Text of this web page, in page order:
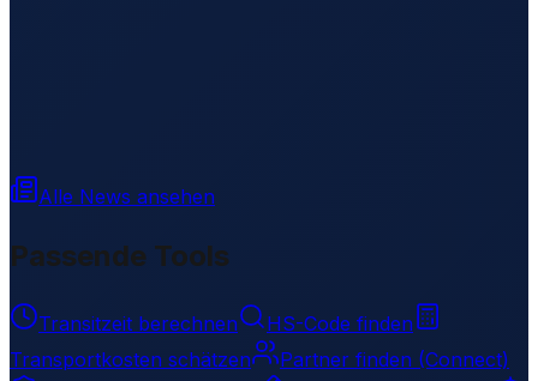
Alle News ansehen
Passende Tools
Transitzeit berechnen
HS-Code finden
Transportkosten schätzen
Partner finden (Connect)